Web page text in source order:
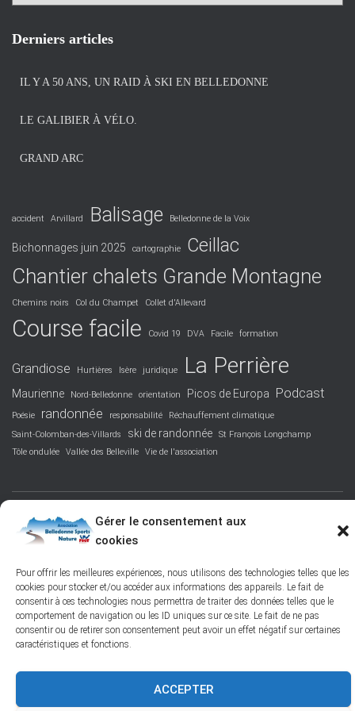
Gérer le consentement aux
cookies
Pour offrir les meilleures expériences, nous utilisons des technologies telles que les
cookies pour stocker et/ou accéder aux informations des appareils. Le fait de
consentir à ces technologies nous permettra de traiter des données telles que le
comportement de navigation ou les ID uniques sur ce site. Le fait de ne pas
consentir ou de retirer son consentement peut avoir un effet négatif sur certaines
caractéristiques et fonctions.
ACCEPTER
h
Derniers articles
IL Y A 50 ANS, UN RAID À SKI EN BELLEDONNE
LE GALIBIER À VÉLO.
GRAND ARC
accident Arvillard Balisage Belledonne de la Voix
Bichonnages juin 2025 cartographie Ceillac
Chantier chalets Grande Montagne
Chemins noirs Col du Champet Collet d'Allevard
Course facile Covid 19 DVA Facile formation
Grandiose Hurtières Isère juridique La Perrière
Maurienne Nord-Belledonne orientation Picos de Europa Podcast
Poésie randonnée responsabilité
Réchauffement climatique
Saint-Colomban-des-Villards
ski de randonnée
St François Longchamp
Tôle ondulée
Vallée des Belleville Vie de l'association
FACEBOOK PROTECTION DES DONNÉES PERSONNELLES
POLITIQUE DES COOKIES – © 2026
Hestia | Développé parThemeIsle